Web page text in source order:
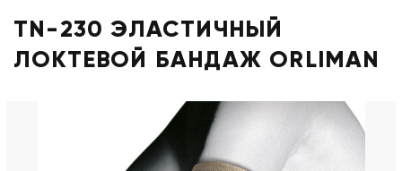
TN-230 ЭЛАСТИЧНЫЙ
ЛОКТЕВОЙ БАНДАЖ ORLIMAN